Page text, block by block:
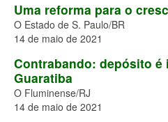
Uma reforma para o
O Estado de S. Paulo/BR
14 de maio de 2021
Contrabando: depósito é
Guaratiba
O Fluminense/RJ
14 de maio de 2021